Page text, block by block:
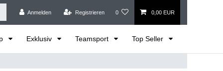
Anmelden Registrieren 0 0,00 EUR
Exklusiv Teamsport Top Seller